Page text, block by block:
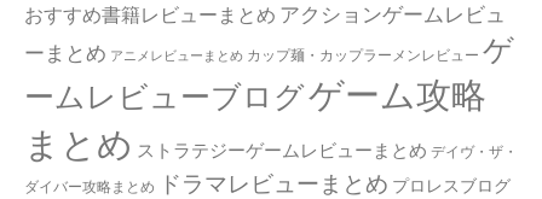
おすすめ書籍レビューまとめ アクションゲームレビュ
ーまとめ アニメレビューまとめ カップ麺・カップラーメンレビュー ゲ
ームレビューブログゲーム攻略
まとめ ストラテジーゲームレビューまとめ デイヴ・ザ・
ダイバー攻略まとめ ドラマレビューまとめ プロレスブログ